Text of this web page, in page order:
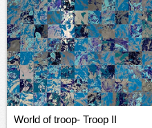
World of troop- Troop II